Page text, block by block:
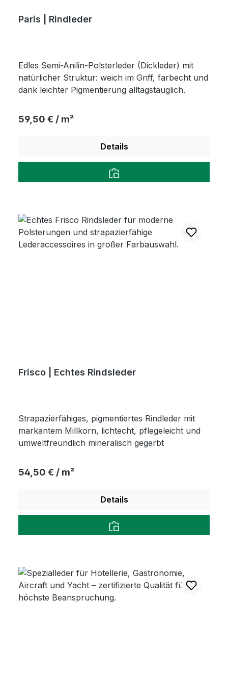
Paris | Rindleder
Edles Semi-Anilin-Polsterleder (Dickleder) mit
natürlicher Struktur: weich im Griff, farbecht und
dank leichter Pigmentierung alltagstauglich.
Regulärer Preis:
59,50 € / m²
Details
Frisco | Echtes Rindsleder
Strapazierfähiges, pigmentiertes Rindleder mit
markantem Millkorn, lichtecht, pflegeleicht und
umweltfreundlich mineralisch gegerbt
Regulärer Preis:
54,50 € / m²
Details